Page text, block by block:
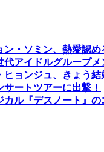
ン・ソミン、熱愛認
アイドルグループメ
ヒョンジュ、きょう
ートツアーに出撃！
カル『デスノート』